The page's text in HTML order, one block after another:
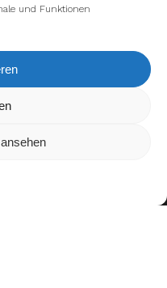
und Funktionen
Erfahrung auf
welche Cookies wir